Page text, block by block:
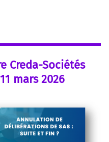
Creda-Sociétés
mars 2026